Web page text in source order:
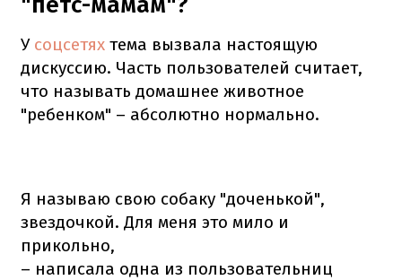
У соцсетях тема вызвала настоящую
дискуссию. Часть пользователей считает,
что называть домашнее животное
"ребенком" – абсолютно нормально.
Я называю свою собаку "доченькой",
звездочкой. Для меня это мило и
прикольно,
– написала одна из пользовательниц